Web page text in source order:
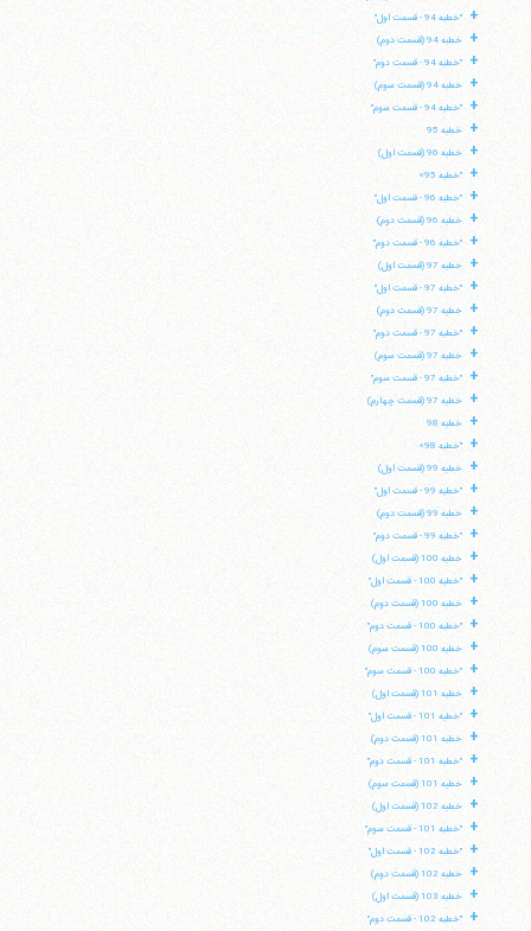
+ "خطبه 94 - قسمت اول"
+ خطبه 94 (قسمت دوم)
+ "خطبه 94 - قسمت دوم"
+ خطبه 94 (قسمت سوم)
+ "خطبه 94 - قسمت سوم"
+ خطبه 95
+ خطبه 96 (قسمت اول)
+ "خطبه 95»
+ "خطبه 96 - قسمت اول"
+ خطبه 96 (قسمت دوم)
+ "خطبه 96 - قسمت دوم"
+ خطبه 97 (قسمت اول)
+ "خطبه 97 - قسمت اول"
+ خطبه 97 (قسمت دوم)
+ "خطبه 97 - قسمت دوم"
+ خطبه 97 (قسمت سوم)
+ "خطبه 97 - قسمت سوم"
+ خطبه 97 (قسمت چهارم)
+ خطبه 98
+ "خطبه 98»
+ خطبه 99 (قسمت اول)
+ "خطبه 99 - قسمت اول"
+ خطبه 99 (قسمت دوم)
+ "خطبه 99 - قسمت دوم"
+ خطبه 100 (قسمت اول)
+ "خطبه 100 - قسمت اول"
+ خطبه 100 (قسمت دوم)
+ "خطبه 100 - قسمت دوم"
+ خطبه 100 (قسمت سوم)
+ "خطبه 100 - قسمت سوم"
+ خطبه 101 (قسمت اول)
+ "خطبه 101 - قسمت اول"
+ خطبه 101 (قسمت دوم)
+ "خطبه 101 - قسمت دوم"
+ خطبه 101 (قسمت سوم)
+ خطبه 102 (قسمت اول)
+ "خطبه 101 - قسمت سوم"
+ "خطبه 102 - قسمت اول"
+ خطبه 102 (قسمت دوم)
+ خطبه 103 (قسمت اول)
+ "خطبه 102 - قسمت دوم"